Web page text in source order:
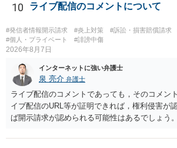
10 ライブ配信のコメントについて
#発信者情報開示請求 #炎上対策 #訴訟・損害賠償請求
#個人・プライベート
#誹謗中傷
2026年8月7日
インターネットに強い弁護士
泉 亮介 弁護士
ライブ配信のコメントであっても，そのコメン
イブ配信のURL等が証明できれば，権利侵害が
ば開示請求が認められる可能性はあるでしょう。